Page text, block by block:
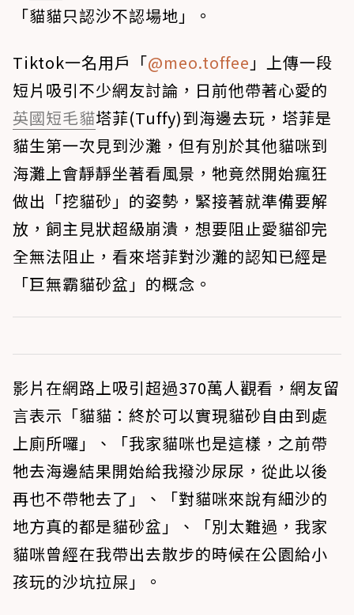
「貓貓只認沙不認場地」。
Tiktok一名用戶「@meo.toffee 」上傳一段
短片吸引不少網友討論，日前他帶著心愛的
英國短毛貓塔菲(Tuffy)到海邊去玩，塔菲是
貓生第一次見到沙灘，但有別於其他貓咪到
海灘上會靜靜坐著看風景，牠竟然開始瘋狂
做出「挖貓砂」的姿勢，緊接著就準備要解
放，飼主見狀超級崩潰，想要阻止愛貓卻完
全無法阻止，看來塔菲對沙灘的認知已經是
「巨無霸貓砂盆」的概念。
影片在網路上吸引超過370萬人觀看，網友留
言表示「貓貓：終於可以實現貓砂自由到處
上廁所囉」、「我家貓咪也是這樣，之前帶
牠去海邊結果開始給我撥沙尿尿，從此以後
再也不帶牠去了」、「對貓咪來說有細沙的
地方真的都是貓砂盆」、「別太難過，我家
貓咪曾經在我帶出去散步的時候在公園給小
孩玩的沙坑拉屎」。